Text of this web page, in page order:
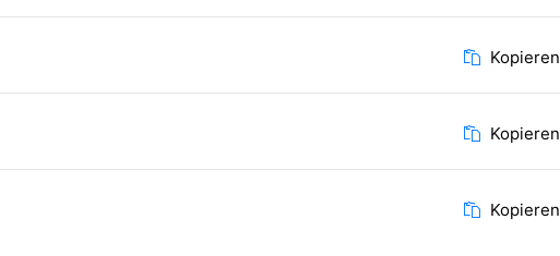
Kopieren
Kopieren
Kopieren